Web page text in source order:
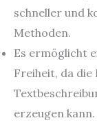
schneller und
Methoden.
Es ermöglicht
Freiheit, da die
erzeugen kann.